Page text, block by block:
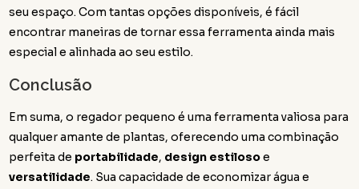
seu espaço. Com tantas opções disponíveis, é fácil
encontrar maneiras de tornar essa ferramenta ainda mais
especial e alinhada ao seu estilo.
Conclusão
Em suma, o regador pequeno é uma ferramenta valiosa para
qualquer amante de plantas, oferecendo uma combinação
perfeita de portabilidade, design estilosoe
versatilidade. Sua capacidade de economizar água e